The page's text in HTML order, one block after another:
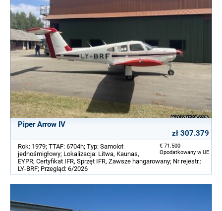
Piper Arrow IV
zł 307.379
€ 71.500
Opodatkowany w UE
Rok: 1979; TTAF: 6704h; Typ: Samolot
jednośmigłowy; Lokalizacja: Litwa, Kaunas,
EYPR; Certyfikat IFR, Sprzęt IFR, Zawsze hangarowany; Nr rejestr.:
LY-BRF; Przegląd: 6/2026